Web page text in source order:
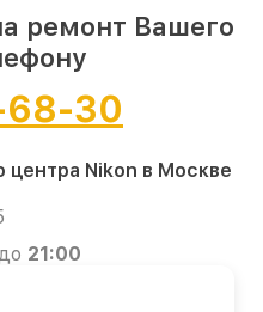
ремонт Вашего
68-30
Nikon в Москве
21:00